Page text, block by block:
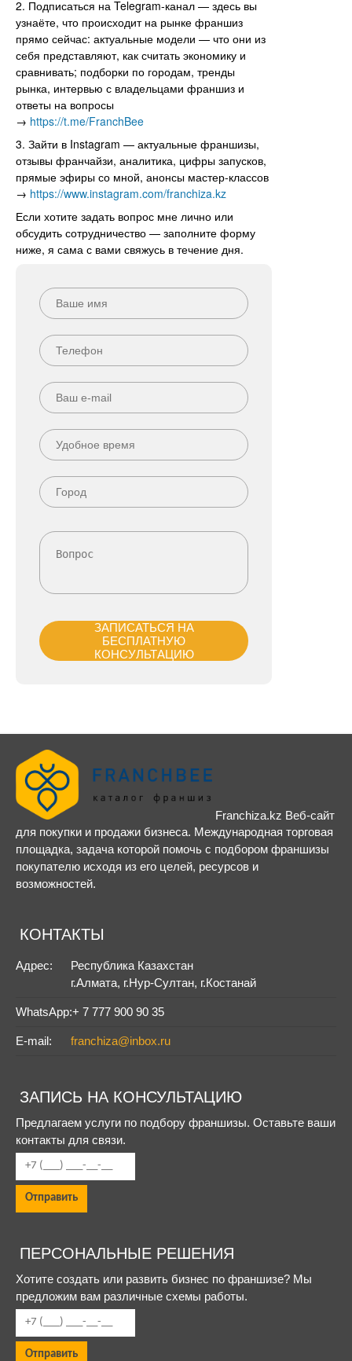
2. Подписаться на Telegram-канал — здесь вы
узнаёте, что происходит на рынке франшиз
прямо сейчас: актуальные модели — что они из
себя представляют, как считать экономику и
сравнивать; подборки по городам, тренды
рынка, интервью с владельцами франшиз и
ответы на вопросы
→ https://t.me/FranchBee
3. Зайти в Instagram — актуальные франшизы,
отзывы франчайзи, аналитика, цифры запусков,
прямые эфиры со мной, анонсы мастер-классов
→ https://www.instagram.com/franchiza.kz
Если хотите задать вопрос мне лично или
обсудить сотрудничество — заполните форму
ниже, я сама с вами свяжусь в течение дня.
Franchiza.kz Веб-сайт
для покупки и продажи бизнеса. Международная торговая
площадка, задача которой помочь с подбором франшизы
покупателю исходя из его целей, ресурсов и
возможностей.
КОНТАКТЫ
Адрес:
Республика Казахстан
г.Алмата, г.Нур-Султан, г.Костанай
WhatsApp:+ 7 777 900 90 35
E-mail: franchiza@inbox.ru
ЗАПИСЬ НА КОНСУЛЬТАЦИЮ
Предлагаем услуги по подбору франшизы. Оставьте ваши
контакты для связи.
ПЕРСОНАЛЬНЫЕ РЕШЕНИЯ
Хотите создать или развить бизнес по франшизе? Мы
предложим вам различные схемы работы.